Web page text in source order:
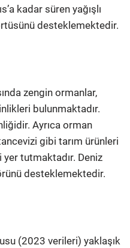
kadar süren yağışlı
desteklemektedir.
zengin ormanlar,
bulunmaktadır.
Ayrıca orman
gibi tarım ürünleri
tutmaktadır. Deniz
desteklemektedir.
(2023 verileri) yaklaşık